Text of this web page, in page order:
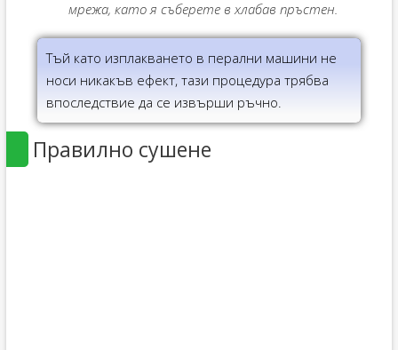
мрежа, като я съберете в хлабав пръстен.
Тъй като изплакването в перални машини не
носи никакъв ефект, тази процедура трябва
впоследствие да се извърши ръчно.
Правилно сушене